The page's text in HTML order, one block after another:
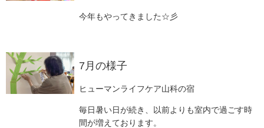
今年もやってきました☆彡
7月の様子
ヒューマンライフケア山科の宿
毎日暑い日が続き、以前よりも室内で過ごす時
間が増えております。